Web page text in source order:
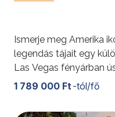
Ismerje meg Amerika
legendás tájait egy
Las Vegas fényárban
fenséges mélységéig
vörös sziklái, a Bryce
Zion lenyűgöző
1 789 000 Ft -tól/fő